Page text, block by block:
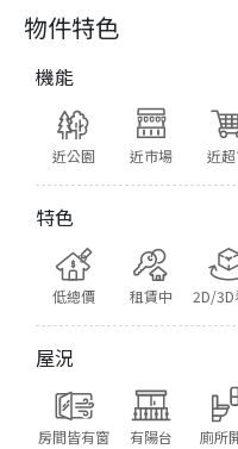
物件特色
機能
近公園 近市場 近
特色
低總價 租賃中 2D/3D
屋況
房間皆有窗 有陽台 廁所